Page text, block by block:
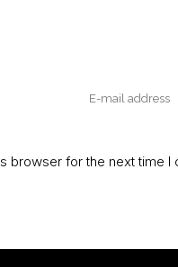
browser for the next time I